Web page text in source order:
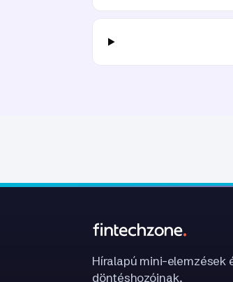
Híralapú mini-elemzések
döntéshozóinak.